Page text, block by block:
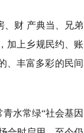
财 产典当、兄弟
加上乡规民约、账
、丰富多彩的民间
水常绿“社会基因